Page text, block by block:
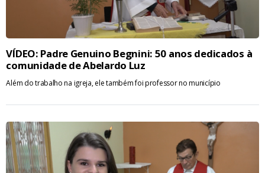
VÍDEO: Padre Genuino Begnini: 50 anos dedicados à
comunidade de Abelardo Luz
Além do trabalho na igreja, ele também foi professor no município